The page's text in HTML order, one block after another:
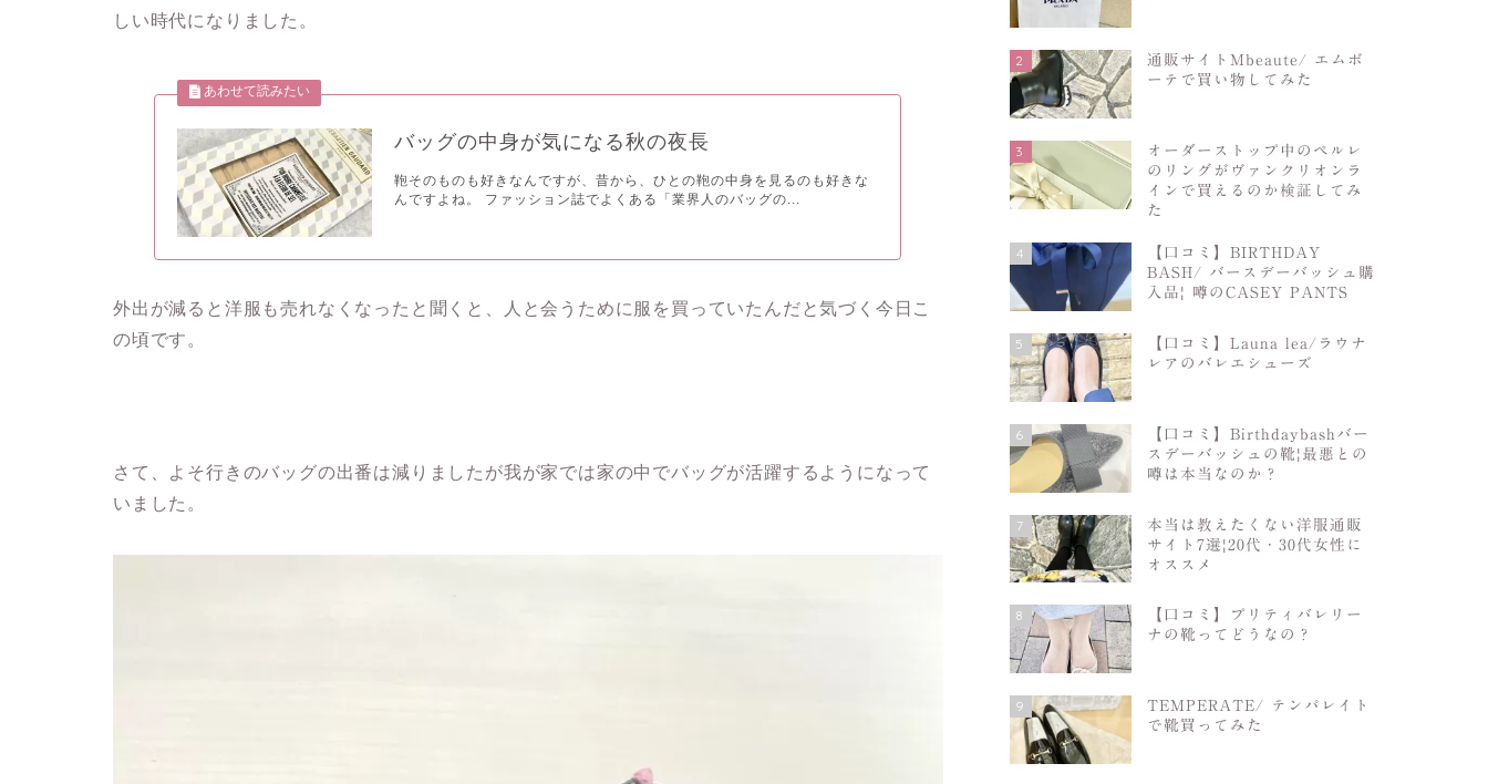
しい時代になりました。
バッグの中身が気になる秋の夜長
鞄そのものも好きなんですが、昔から、ひとの鞄の中身を見るのも好きな
んですよね。 ファッション誌でよくある「業界人のバッグの...
外出が減ると洋服も売れなくなったと聞くと、人と会うために服を買っていたんだと気づく今日こ
の頃です。
さて、よそ行きのバッグの出番は減りましたが我が家では家の中でバッグが活躍するようになって
いました。
2
通販サイトMbeaute/ エムボ
ーテで買い物してみた
3
オーダーストップ中のペルレ
のリングがヴァンクリオンラ
インで買えるのか検証してみ
た
4
【口コミ】BIRTHDAY
BASH/ バースデーバッシュ購
入品| 噂のCASEY PANTS
5
【口コミ】Launa lea/ラウナ
レアのバレエシューズ
6
【口コミ】Birthdaybashバー
スデーバッシュの靴|最悪との
噂は本当なのか？
7
本当は教えたくない洋服通販
サイト7選|20代・30代女性に
オススメ
8
【口コミ】プリティバレリー
ナの靴ってどうなの？
9
TEMPERATE/ テンパレイト
で靴買ってみた